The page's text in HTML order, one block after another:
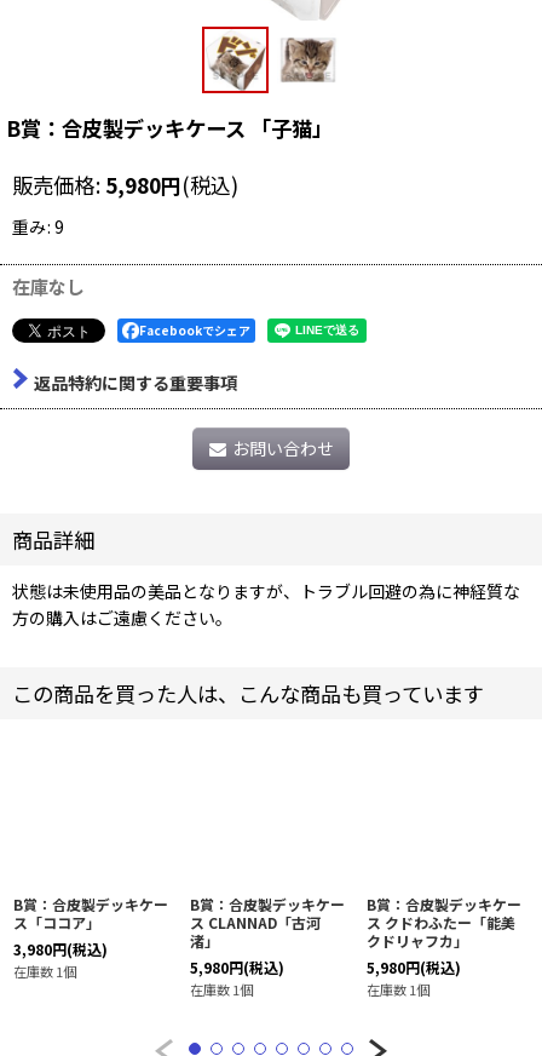
B賞：合皮製デッキケース 「子猫」
販売価格: 5,980円(税込)
重み: 9
在庫なし
Facebookでシェア
返品特約に関する重要事項
お問い合わせ
商品詳細
状態は未使用品の美品となりますが、トラブル回避の為に神経質な
方の購入はご遠慮ください。
この商品を買った人は、こんな商品も買っています
B賞：合皮製デッキケー
ス「ココア」
3,980円(税込)
在庫数 1個
B賞：合皮製デッキケー
ス CLANNAD「古河
渚」
5,980円(税込)
在庫数 1個
B賞：合皮製デッキケー
ス クドわふたー「能美
クドリャフカ」
5,980円(税込)
在庫数 1個